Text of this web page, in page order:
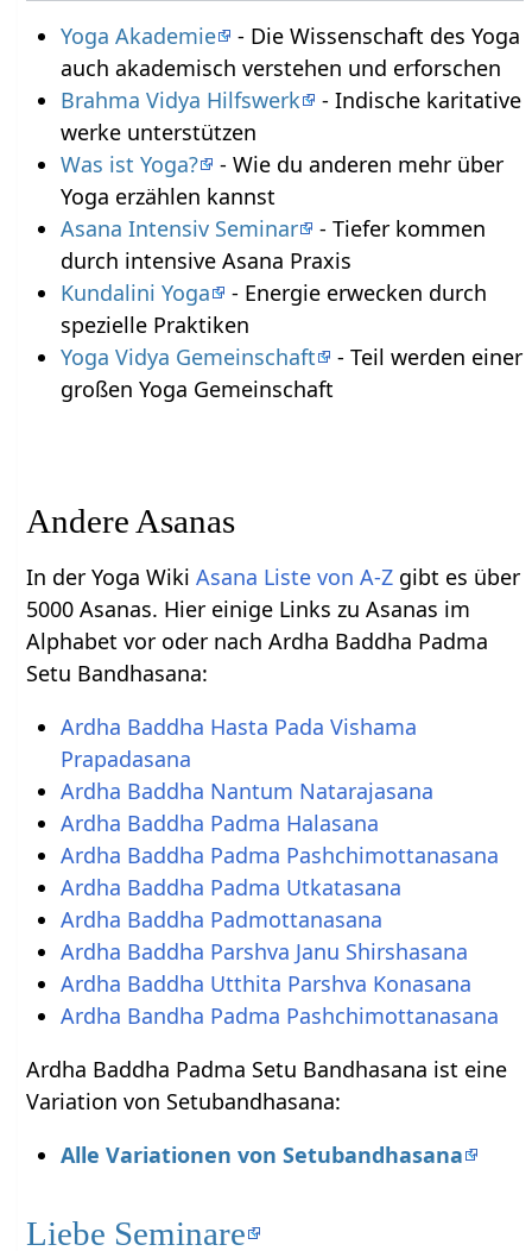
Yoga Akademie
- Die Wissenschaft des Yoga
auch akademisch verstehen und erforschen
Brahma Vidya Hilfswerk
- Indische karitative
werke unterstützen
Was ist Yoga?
- Wie du anderen mehr über
Yoga erzählen kannst
Asana Intensiv Seminar
- Tiefer kommen
durch intensive Asana Praxis
Kundalini Yoga
- Energie erwecken durch
spezielle Praktiken
Yoga Vidya Gemeinschaft
- Teil werden einer
großen Yoga Gemeinschaft
Andere Asanas
In der Yoga WikiAsana Liste von A-Z gibt es über
5000 Asanas. Hier einige Links zu Asanas im
Alphabet vor oder nach Ardha Baddha Padma
Setu Bandhasana:
Ardha Baddha Hasta Pada Vishama
Prapadasana
Ardha Baddha Nantum Natarajasana
Ardha Baddha Padma Halasana
Ardha Baddha Padma Pashchimottanasana
Ardha Baddha Padma Utkatasana
Ardha Baddha Padmottanasana
Ardha Baddha Parshva Janu Shirshasana
Ardha Baddha Utthita Parshva Konasana
Ardha Bandha Padma Pashchimottanasana
Ardha Baddha Padma Setu Bandhasana ist eine
Variation von Setubandhasana:
Alle Variationen von Setubandhasana
Liebe Seminare